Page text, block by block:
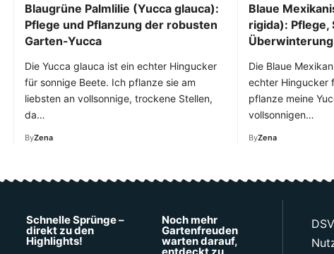
Blaugrüne Palmlilie (Yucca glauca):
Pflege und Pflanzung der robusten
Garten-Yucca
Die Yucca glauca ist ein echter Hingucker
für sonnige Beete. Ich pflanze sie am
liebsten an vollsonnige, trockene Stellen,
da…
ByZena
Blaue
rigida): Pflege,
Überwinterung
Die Blaue
echter Hingucker
pflanze meine
vollsonnigen…
ByZena
Schnelle Sprünge –
direkt zu den
Highlights!
Noch mehr
Gartenfreuden
warten darauf,